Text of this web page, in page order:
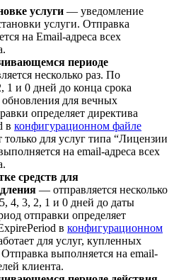
услуги — уведомление
услуги. Отправка
на Email-адреса всех
периоде
несколько раз. По
1 и 0 дней до конца срока
для вечных
определяет директива
в конфигурационном файле
только для услуг типа “Лицензии
на email-адреса всех
средств для
— отправляется несколько
4, 3, 2, 1 и 0 дней до даты
отправки определяет
в конфигурационном
для услуг, купленных
выполняется на email-
клиента.